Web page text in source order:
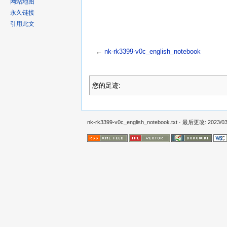
← nk-rk3399-v0c_english_notebook
您的足迹:
永久链接
引用此文
nk-rk3399-v0c_english_notebook.txt · 最后更改: 2023/